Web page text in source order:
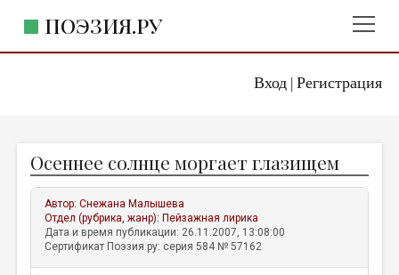
Вход| Регистрация
ПОЭЗИЯ.РУ
ЖАНРЫ
АВТОРЫ
КОММЕНТАРИИ
ЛИТСАЛОН
Осеннее солнце моргает глазищем
Автор:Снежана Малышева
Отдел (рубрика, жанр): Пейзажная лирика
Дата и время публикации: 26.11.2007, 13:08:00
Сертификат Поэзия.ру: серия 584 № 57162